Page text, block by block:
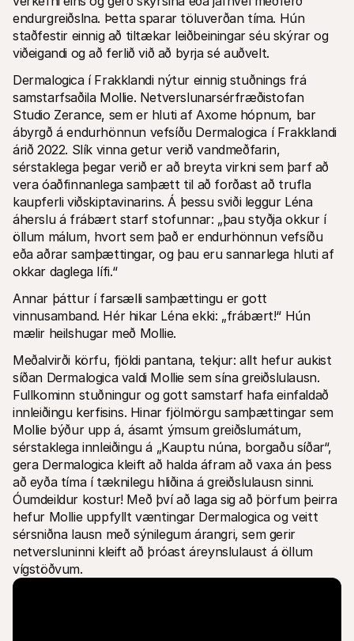
endurgreiðslna. Þetta sparar töluverðan tíma. Hún
staðfestir einnig að tiltækar leiðbeiningar séu skýrar og
viðeigandi og að ferlið við að byrja sé auðvelt.
Dermalogica í Frakklandi nýtur einnig stuðnings frá
samstarfsaðila Mollie. Netverslunarsérfræðistofan
Studio Zerance, sem er hluti af Axome hópnum, bar
ábyrgð á endurhönnun vefsíðu Dermalogica í Frakklandi
árið 2022. Slík vinna getur verið vandmeðfarin,
sérstaklega þegar verið er að breyta virkni sem þarf að
vera óaðfinnanlega samþætt til að forðast að trufla
kaupferli viðskiptavinarins. Á þessu sviði leggur Léna
áherslu á frábært starf stofunnar: „þau styðja okkur í
öllum málum, hvort sem það er endurhönnun vefsíðu
eða aðrar samþættingar, og þau eru sannarlega hluti af
okkar daglega lífi.“
Annar þáttur í farsælli samþættingu er gott
vinnusamband. Hér hikar Léna ekki: „frábært!“ Hún
mælir heilshugar með Mollie.
Meðalvirði körfu, fjöldi pantana, tekjur: allt hefur aukist
síðan Dermalogica valdi Mollie sem sína greiðslulausn.
Fullkominn stuðningur og gott samstarf hafa einfaldað
innleiðingu kerfisins. Hinar fjölmörgu samþættingar sem
Mollie býður upp á, ásamt ýmsum greiðslumátum,
sérstaklega innleiðingu á „Kauptu núna, borgaðu síðar“,
gera Dermalogica kleift að halda áfram að vaxa án þess
að eyða tíma í tæknilegu hliðina á greiðslulausn sinni.
Óumdeildur kostur! Með því að laga sig að þörfum þeirra
hefur Mollie uppfyllt væntingar Dermalogica og veitt
sérsniðna lausn með sýnilegum árangri, sem gerir
netversluninni kleift að þróast áreynslulaust á öllum
vígstöðvum.